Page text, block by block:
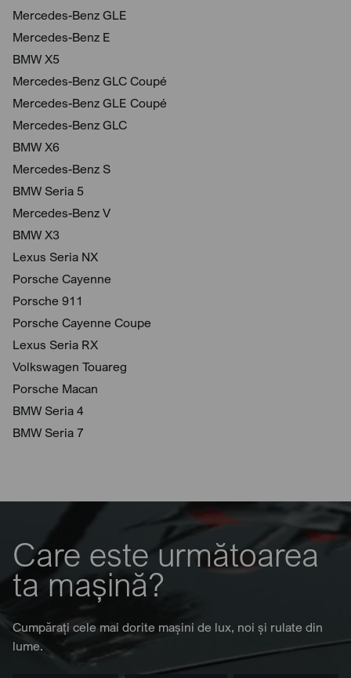
Mercedes-Benz GLE
Mercedes-Benz E
BMW X5
Mercedes-Benz GLC Coupé
Mercedes-Benz GLE Coupé
Mercedes-Benz GLC
BMW X6
Mercedes-Benz S
BMW Seria 5
Mercedes-Benz V
BMW X3
Lexus Seria NX
Porsche Cayenne
Porsche 911
Porsche Cayenne Coupe
Lexus Seria RX
Volkswagen Touareg
Porsche Macan
BMW Seria 4
BMW Seria 7
Care este următoarea
ta mașină?
Cumpărați cele mai dorite mașini de lux, noi și rulate din
lume.